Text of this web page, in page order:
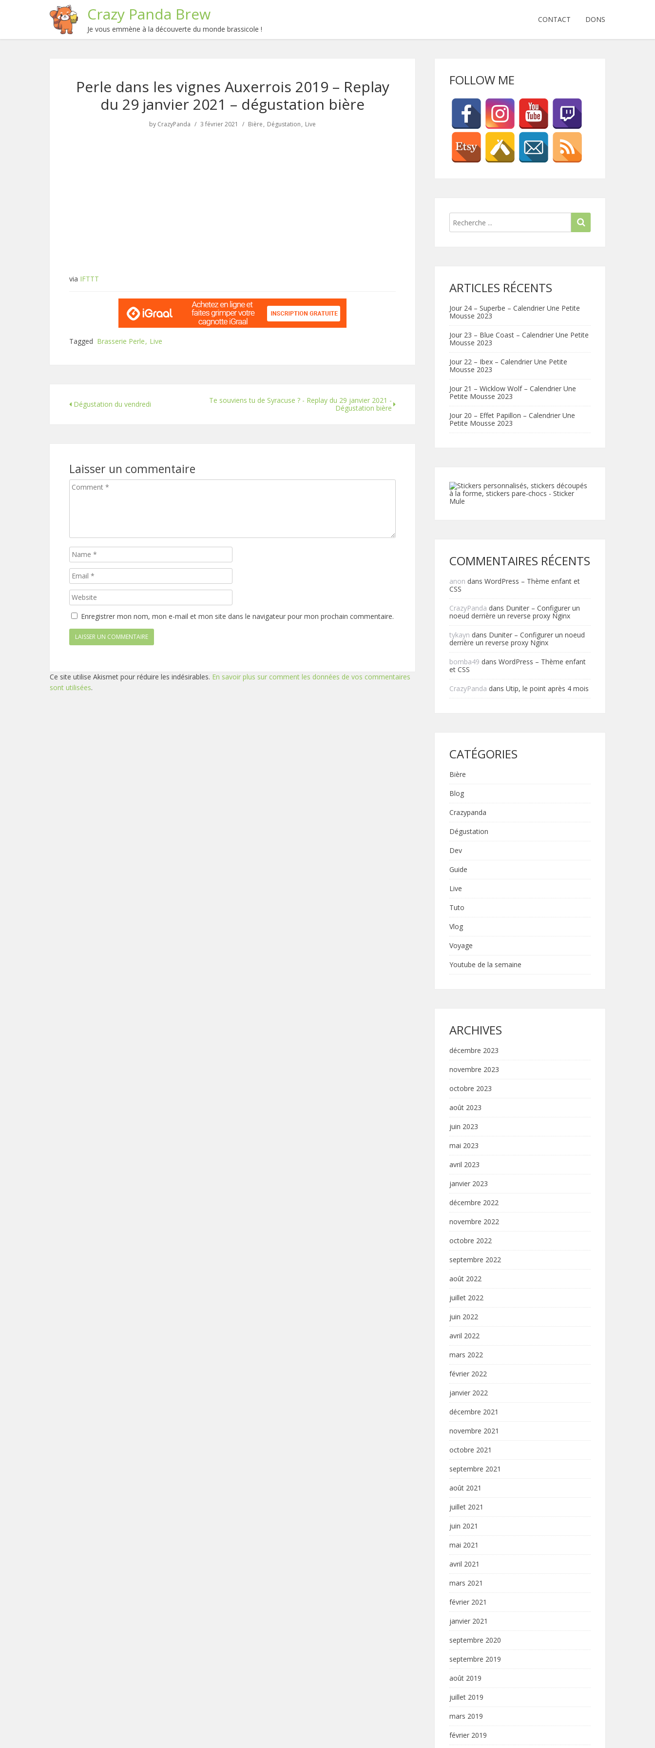
Crazy Panda Brew
Je vous emmène à la découverte du monde brassicole !
CONTACT DONS
Perle dans les vignes Auxerrois 2019 – Replay
du 29 janvier 2021 – dégustation bière
by CrazyPanda 3 février 2021 Bière Dégustation Live
via IFTTT
Tagged Brasserie Perle Live
Dégustation du vendredi
Te souviens tu de Syracuse ? - Replay du 29 janvier 2021 -
Dégustation bière
Laisser un commentaire
Enregistrer mon nom, mon e-mail et mon site dans le navigateur pour mon prochain commentaire.
Ce site utilise Akismet pour réduire les indésirables. En savoir plus sur comment les données de vos commentaires
sont utilisées.
FOLLOW ME
ARTICLES RÉCENTS
Jour 24 – Superbe – Calendrier Une Petite
Mousse 2023
Jour 23 – Blue Coast – Calendrier Une Petite
Mousse 2023
Jour 22 – Ibex – Calendrier Une Petite
Mousse 2023
Jour 21 – Wicklow Wolf – Calendrier Une
Petite Mousse 2023
Jour 20 – Effet Papillon – Calendrier Une
Petite Mousse 2023
COMMENTAIRES RÉCENTS
anon dans WordPress – Thème enfant et
CSS
CrazyPanda dans Duniter – Configurer un
noeud derrière un reverse proxy Nginx
tykayn dans Duniter – Configurer un noeud
derrière un reverse proxy Nginx
bomba49 dans WordPress – Thème enfant
et CSS
CrazyPanda dans Utip, le point après 4 mois
CATÉGORIES
Bière
Blog
Crazypanda
Dégustation
Dev
Guide
Live
Tuto
Vlog
Voyage
Youtube de la semaine
ARCHIVES
décembre 2023
novembre 2023
octobre 2023
août 2023
juin 2023
mai 2023
avril 2023
janvier 2023
décembre 2022
novembre 2022
octobre 2022
septembre 2022
août 2022
juillet 2022
juin 2022
avril 2022
mars 2022
février 2022
janvier 2022
décembre 2021
novembre 2021
octobre 2021
septembre 2021
août 2021
juillet 2021
juin 2021
mai 2021
avril 2021
mars 2021
février 2021
janvier 2021
septembre 2020
septembre 2019
août 2019
juillet 2019
mars 2019
février 2019